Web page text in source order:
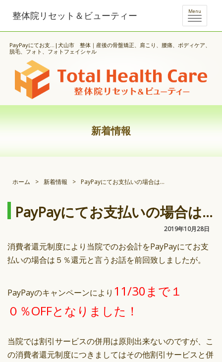
PayPayにてお支...|犬山市 整体｜産後の骨盤矯正、肩こり、腰痛、ボディケア、
脱毛、フォト、フォトフェイシャル
整体院リセット＆ビューティー Menu
新着情報
ホーム > 新着情報 > PayPayにてお支払いの場合は…
PayPayにてお支払いの場合は…
2019年10月28日
消費者還元制度により当院でのお会計をPayPayにてお支
払いの場合は５％還元と言うお話を前回致しましたが。
PayPayのキャンペーンにより 11/30まで１
０％OFFとなりました！
当院では割引サービスの併用は原則出来ないのですが、こ
の消費者還元制度につきましてはその他割引サービスと併